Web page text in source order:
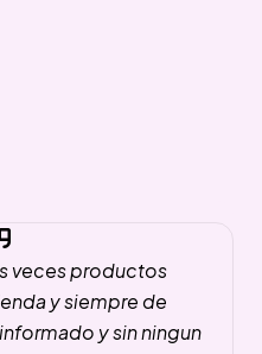
veces productos
y siempre de
y sin ningun